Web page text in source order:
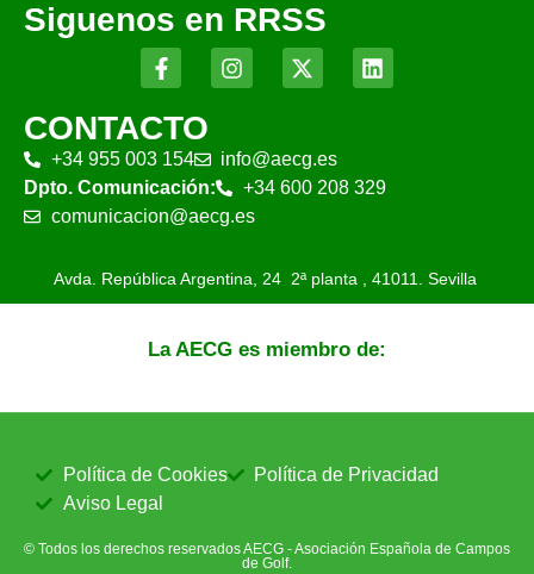
Siguenos en RRSS
CONTACTO
+34 955 003 154
info@aecg.es
Dpto. Comunicación:
+34 600 208 329
comunicacion@aecg.es
Avda. República Argentina, 24 2ª planta , 41011. Sevilla
La AECG es miembro de:
© Todos los derechos reservados AECG - Asociación Española de Campos
de Golf.
Política de Cookies
Política de Privacidad
Aviso Legal